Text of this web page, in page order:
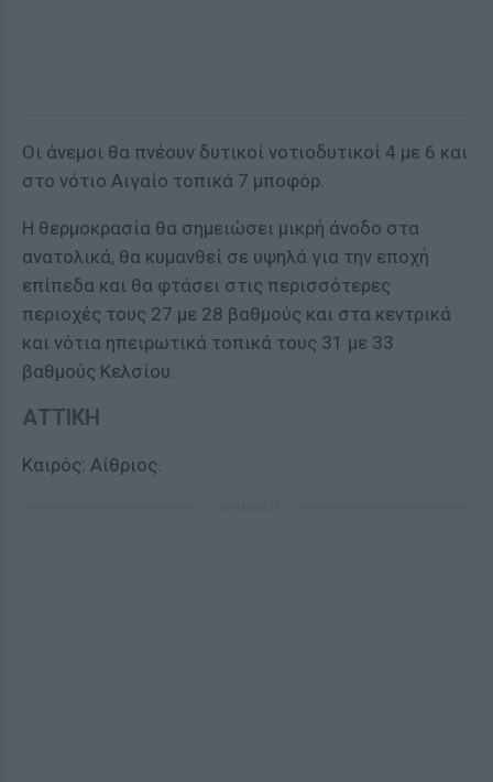
Οι άνεμοι θα πνέουν δυτικοί νοτιοδυτικοί 4 με 6 και
στο νότιο Αιγαίο τοπικά 7 μποφόρ.
Η θερμοκρασία θα σημειώσει μικρή άνοδο στα
ανατολικά, θα κυμανθεί σε υψηλά για την εποχή
επίπεδα και θα φτάσει στις περισσότερες
περιοχές τους 27 με 28 βαθμούς και στα κεντρικά
και νότια ηπειρωτικά τοπικά τους 31 με 33
βαθμούς Κελσίου.
ΑΤΤΙΚΗ
Καιρός: Αίθριος.